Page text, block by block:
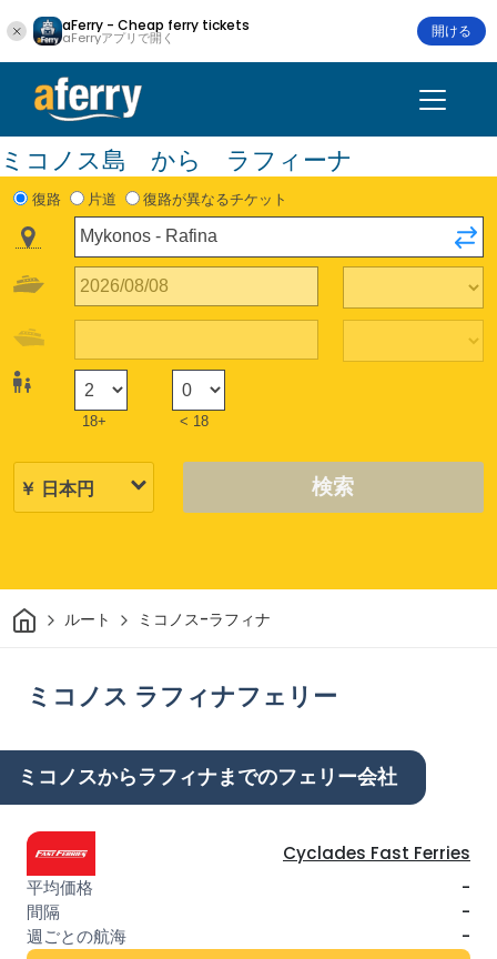
aFerry - Cheap ferry tickets
aFerryアプリで開く 開ける
ミコノス島 から ラフィーナ
復路 片道 復路が異なるチケット
18+ < 18
検索
家 ルート ミコノス-ラフィナ
ミコノス ラフィナフェリー
ミコノスからラフィナまでのフェリー会社
Cyclades Fast Ferries
-
-
-